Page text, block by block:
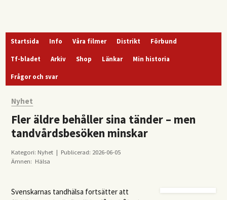
Startsida Info Våra filmer Distrikt Förbund
Tf-bladet Arkiv Shop Länkar Min historia
Frågor och svar
Nyhet
Fler äldre behåller sina tänder – men
tandvårdsbesöken minskar
Kategori: Nyhet | Publicerad: 2026-06-05
Ämnen: Hälsa
Svenskarnas tandhälsa fortsätter att